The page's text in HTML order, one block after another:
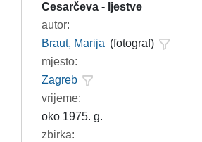
Cesarčeva - ljestve
autor:
Braut, Marija (fotograf)
mjesto:
Zagreb
vrijeme:
oko 1975. g.
zbirka: